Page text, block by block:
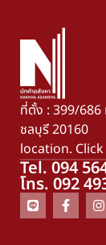
ที่ตั้ง : 399/686
ชลบุรี 20160
location.
Tel. 094
โทร. 092